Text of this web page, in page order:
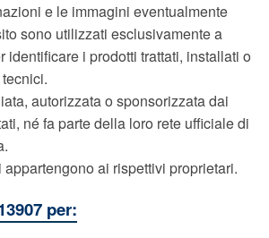
e le immagini eventualmente
sono utilizzati esclusivamente a
identificare i prodotti trattati, installati o
autorizzata o sponsorizzata dai
né fa parte della loro rete ufficiale di
ai rispettivi proprietari.
per: